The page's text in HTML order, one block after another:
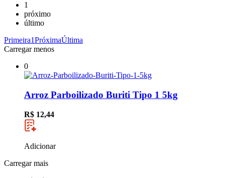
1
próximo
último
Primeira1PróximaÚltima
Carregar menos
0
Arroz Parboilizado Buriti Tipo 1 5kg
R$ 12,44
Adicionar
Carregar mais